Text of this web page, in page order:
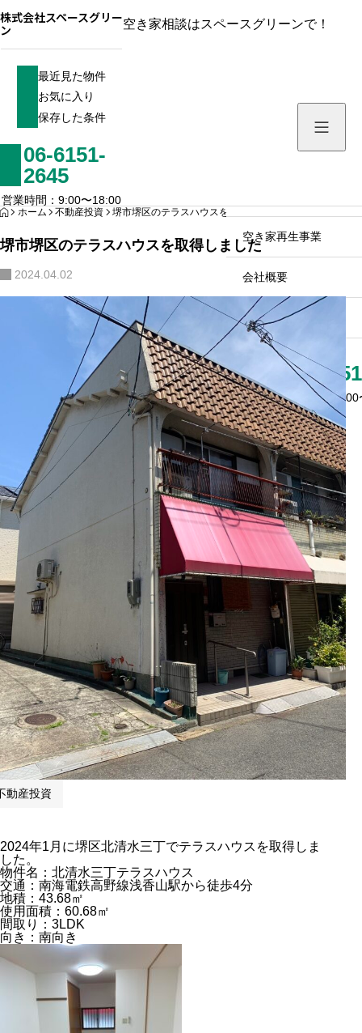
保存した条件
空き家再生事業
会社概要
スタッフ
私たちが目指すもの
お問い合わせ
物件を査定・売却した
06-
営業時間：9:00
株式会社スペースグリー
ン
空き家相談はスペースグリーンで！
最近見た物件
お気に入り
保存した条件
06-6151-
2645
営業時間：9:00〜18:00
HOME
ホーム 不動産投資 堺市堺区のテラスハウスを取得しました
堺市堺区のテラスハウスを取得しました
2024.04.02
動産投資
2024年1月に堺区北清水三丁でテラスハウスを取得しま
した。
物件名：北清水三丁テラスハウス
交通：南海電鉄高野線浅香山駅から徒歩4分
地積：43.68㎡
使用面積：60.68㎡
間取り：3LDK
向き：南向き